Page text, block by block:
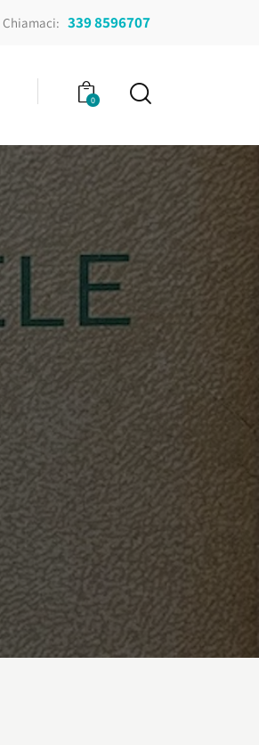
Chiamaci: 339 8596707
0